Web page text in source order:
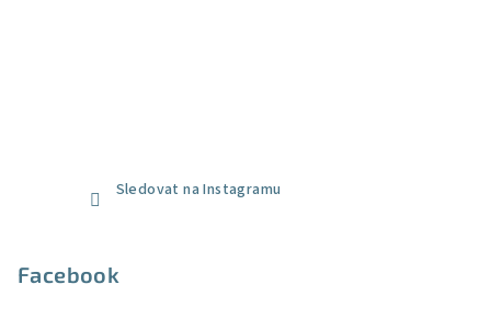
Sledovat na Instagramu
Facebook